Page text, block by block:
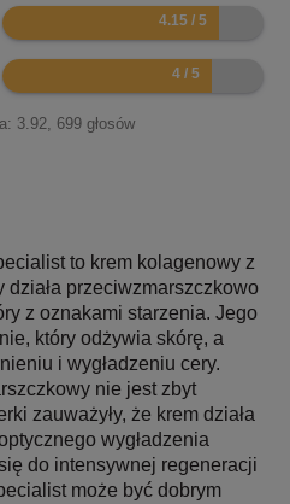
8.3
8
3.92, 699głosów
to krem kolagenowy z
działa przeciwzmarszczkowo
z oznakami starzenia. Jego
który odżywia skórę, a
i wygładzeniu cery.
nie jest zbyt
zauważyły, że krem działa
wygładzenia
do intensywnej regeneracji
może być dobrym